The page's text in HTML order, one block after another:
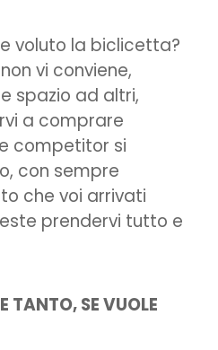
voluto la biclicetta?
vi conviene,
spazio ad altri,
a comprare
competitor si
con sempre
che voi arrivati
prendervi tutto e
TANTO, SE VUOLE